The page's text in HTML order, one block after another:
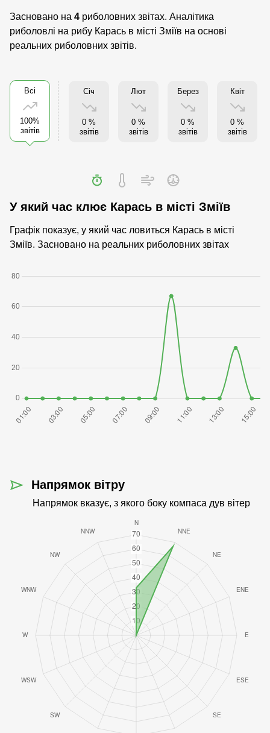
Засновано на 4 риболовних звітах. Аналітика
риболовлі на рибу Карась в місті Зміїв на основі
реальних риболовних звітів.
Всі
100%
звітів
Січ
0 %
звітів
Лют
0 %
звітів
Берез
0 %
звітів
Квіт
0 %
звітів
У який час клює Карась в місті Зміїв
Графік показує, у який час ловиться Карась в місті
Зміїв. Засновано на реальних риболовних звітах
Напрямок вітру
Напрямок вказує, з якого боку компаса дув вітер